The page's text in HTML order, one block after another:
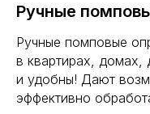
Ручные
Ручные помповые
в квартирах, домах,
и удобны! Дают
эффективно